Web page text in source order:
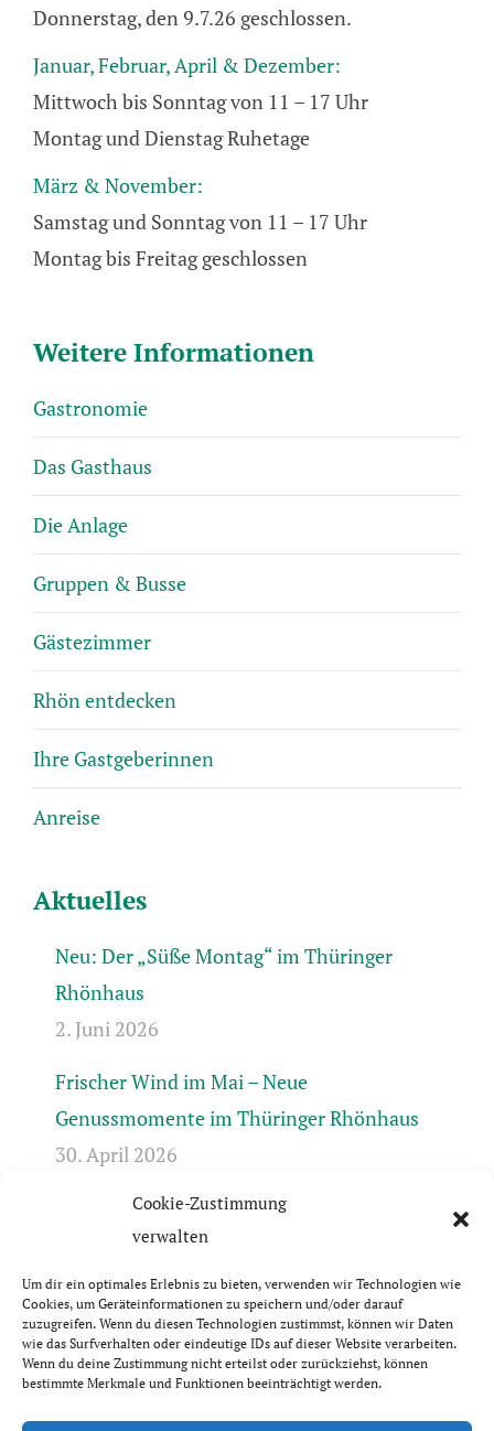
Cookie-Zustimmung
verwalten
Um dir ein optimales Erlebnis zu bieten, verwenden wir Technologien wie
Cookies, um Geräteinformationen zu speichern und/oder darauf
zuzugreifen. Wenn du diesen Technologien zustimmst, können wir Daten
wie das Surfverhalten oder eindeutige IDs auf dieser Website verarbeiten.
Wenn du deine Zustimmung nicht erteilst oder zurückziehst, können
bestimmte Merkmale und Funktionen beeinträchtigt werden.
Donnerstag, den 9.7.26 geschlossen.
Januar, Februar, April & Dezember:
Mittwoch bis Sonntag von 11 – 17 Uhr
Montag und Dienstag Ruhetage
März & November:
Samstag und Sonntag von 11 – 17 Uhr
Montag bis Freitag geschlossen
Weitere Informationen
Gastronomie
Das Gasthaus
Die Anlage
Gruppen & Busse
Gästezimmer
Rhön entdecken
Ihre Gastgeberinnen
Anreise
Aktuelles
Neu: Der „Süße Montag“ im Thüringer
Rhönhaus
2. Juni 2026
Frischer Wind im Mai – Neue
Genussmomente im Thüringer Rhönhaus
30. April 2026
Frühlingserwachen in der Rhön +++ Bis 17.4.
geschlossen +++ April-Öffnungszeiten +++
31. März 2026
© Thüringer Rhönhaus GbR | 2026